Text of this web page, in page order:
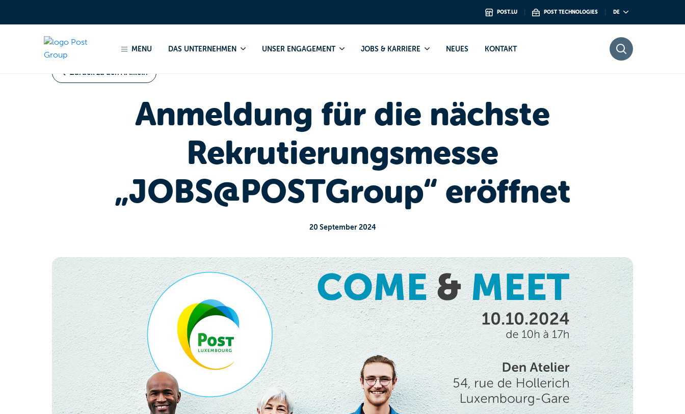
POST.LU POST TECHNOLOGIES DE
MENU DAS UNTERNEHMEN UNSER ENGAGEMENT JOBS & KARRIERE NEUES KONTAKT
Zurück zu den Artikeln
Anmeldung für die nächste
Rekrutierungsmesse
„JOBS@POSTGroup“ eröffnet
20 September 2024